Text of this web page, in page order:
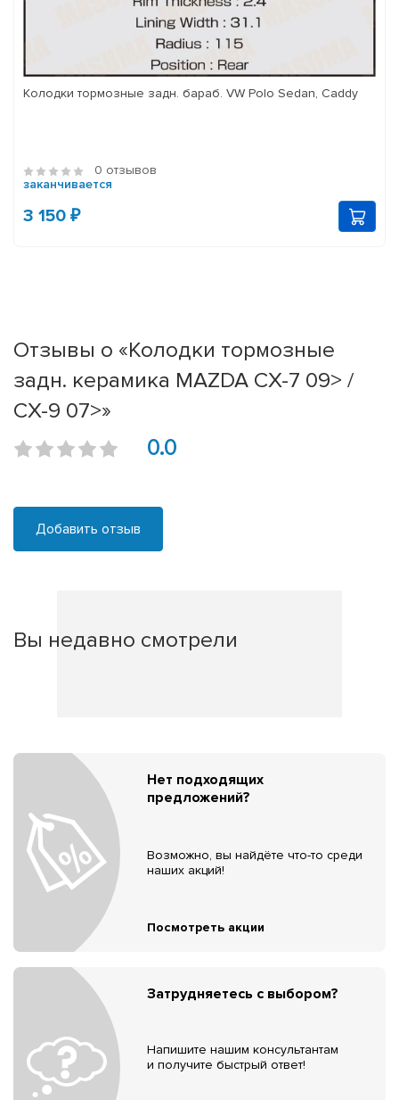
Колодки тормозные задн. бараб. VW Polo Sedan, Caddy
0 отзывов
заканчивается
3 150 ₽
Отзывы о «Колодки тормозные
задн. керамика MAZDA CX-7 09> /
CX-9 07>»
0.0
Добавить отзыв
Вы недавно смотрели
Нет подходящих
предложений?
Возможно, вы найдёте что-то среди
наших акций!
Посмотреть акции
Затрудняетесь с выбором?
Напишите нашим консультантам
и получите быстрый ответ!